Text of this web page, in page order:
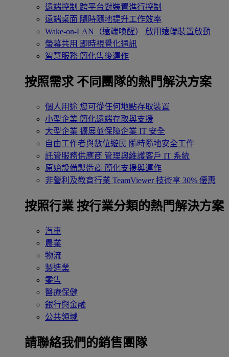
遠端控制 跨平台對裝置進行控制
遠端桌面 隨時隨地提升工作效率
Wake-on-LAN（遠端喚醒）
啟用遠端裝置啟動
螢幕共用 即時視覺化通訊
智慧服務 簡化售後運作
按照需求 不同團隊的熱門解決方案
個人用途 您可從任何地點存取裝置
小型企業 簡化遠端存取與支援
大型企業 擴展並保障企業 IT 安全
自由工作者與數位遊民 隨時隨地安全工作
託管服務供應商 管理與維護客戶 IT 系統
原始設備製造商 簡化支援與運作
非營利及教育行業 TeamViewer 技術享 30% 優惠
按照行業 按行業分類的熱門解決方案
汽車
農業
物流
製造業
零售
醫療保健
銀行與金融
公共領域
請聯絡我們的銷售團隊